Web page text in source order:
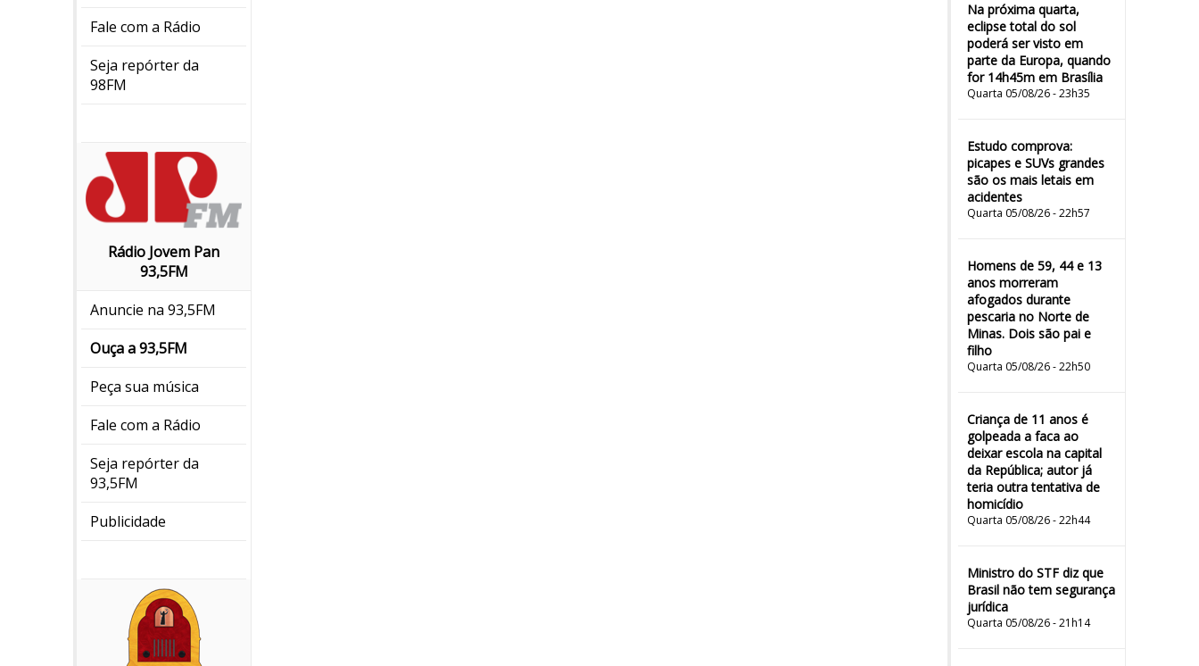
Fale com a Rádio
Seja repórter da
98FM
Rádio Jovem Pan
93,5FM
Anuncie na 93,5FM
Ouça a 93,5FM
Peça sua música
Fale com a Rádio
Seja repórter da
93,5FM
Publicidade
Na próxima quarta,
eclipse total do sol
poderá ser visto em
parte da Europa, quando
for 14h45m em Brasília
Quarta 05/08/26 - 23h35
Estudo comprova:
picapes e SUVs grandes
são os mais letais em
acidentes
Quarta 05/08/26 - 22h57
Homens de 59, 44 e 13
anos morreram
afogados durante
pescaria no Norte de
Minas. Dois são pai e
filho
Quarta 05/08/26 - 22h50
Criança de 11 anos é
golpeada a faca ao
deixar escola na capital
da República; autor já
teria outra tentativa de
homicídio
Quarta 05/08/26 - 22h44
Ministro do STF diz que
Brasil não tem segurança
jurídica
Quarta 05/08/26 - 21h14